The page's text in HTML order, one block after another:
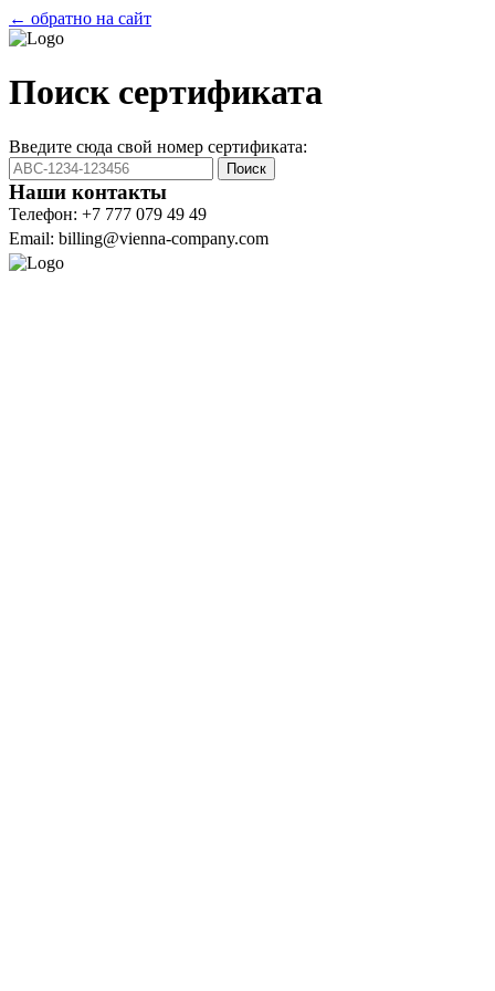
← обратно на сайт
Поиск сертификата
Введите сюда свой номер сертификата:
Поиск
Наши контакты
Телефон: +7 777 079 49 49
Email: billing@vienna-company.com